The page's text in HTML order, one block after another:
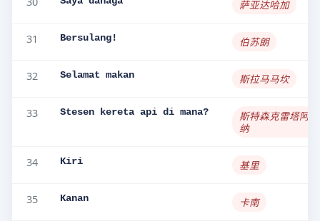
萨亚达哈加
31 Bersulang! 伯苏朗
32 Selamat makan 斯拉马马坎
33 Stesen kereta api di mana?
斯特森克雷塔阿
纳
34 Kiri 基里
35 Kanan 卡南